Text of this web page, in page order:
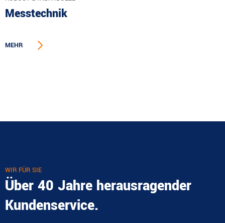
Messtechnik
MEHR
WIR FÜR SIE
Über 40 Jahre herausragender
Kundenservice.